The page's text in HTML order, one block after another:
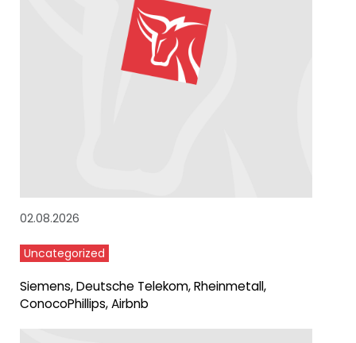
02.08.2026
Uncategorized
Siemens, Deutsche Telekom, Rheinmetall,
ConocoPhillips, Airbnb